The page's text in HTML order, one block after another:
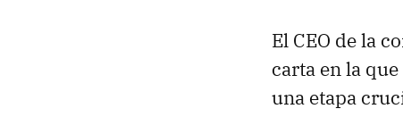
El CEO de la
carta en la
una etapa